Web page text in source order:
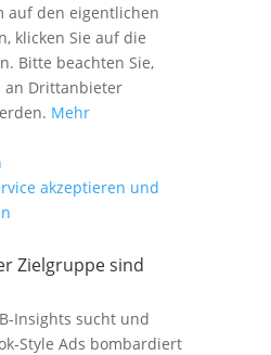
auf den eigentlichen
klicken Sie auf die
Bitte beachten Sie,
an Drittanbieter
Mehr
akzeptieren und
Zielgruppe sind
Insights sucht und
Style Ads bombardiert